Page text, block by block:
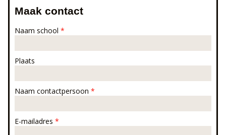
Maak contact
Naam school *
Plaats
Naam contactpersoon *
E-mailadres *